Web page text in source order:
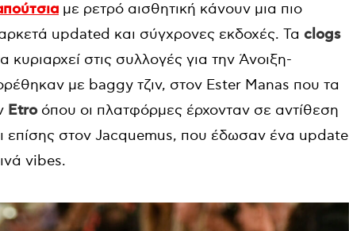
με ρετρό αισθητική κάνουν μια πιο
updated και σύγχρονες εκδοχές. Τα clogs
στις συλλογές για την Άνοιξη-
με baggy τζιν, στον Ester Manas που τα
Etroόπου οι πλατφόρμες έρχονταν σε αντίθεση
επίσης στον Jacquemus, που έδωσαν ένα update
vibes.